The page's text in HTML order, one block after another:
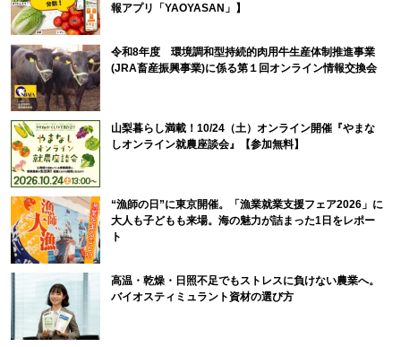
報アプリ「YAOYASAN」】
令和8年度 環境調和型持続的肉用牛生産体制推進事業
(JRA畜産振興事業)に係る第１回オンライン情報交換会
山梨暮らし満載！10/24（土）オンライン開催『やまな
しオンライン就農座談会』【参加無料】
“漁師の日”に東京開催。「漁業就業支援フェア2026」に
大人も子どもも来場。海の魅力が詰まった1日をレポー
ト
高温・乾燥・日照不足でもストレスに負けない農業へ。
バイオスティミュラント資材の選び方